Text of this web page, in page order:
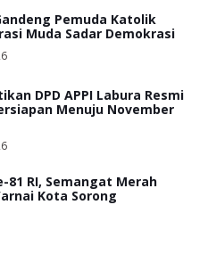
Pemuda Katolik
Muda Sadar Demokrasi
DPD APPI Labura Resmi
Menuju November
81 RI, Semangat Merah
Kota Sorong